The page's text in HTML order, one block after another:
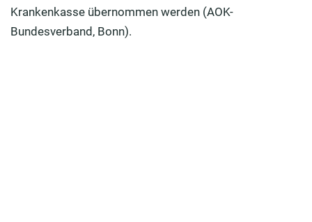
Krankenkasse übernommen werden (AOK-
Bundesverband, Bonn).